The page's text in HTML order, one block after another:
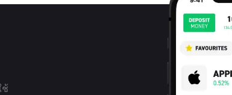
ช้